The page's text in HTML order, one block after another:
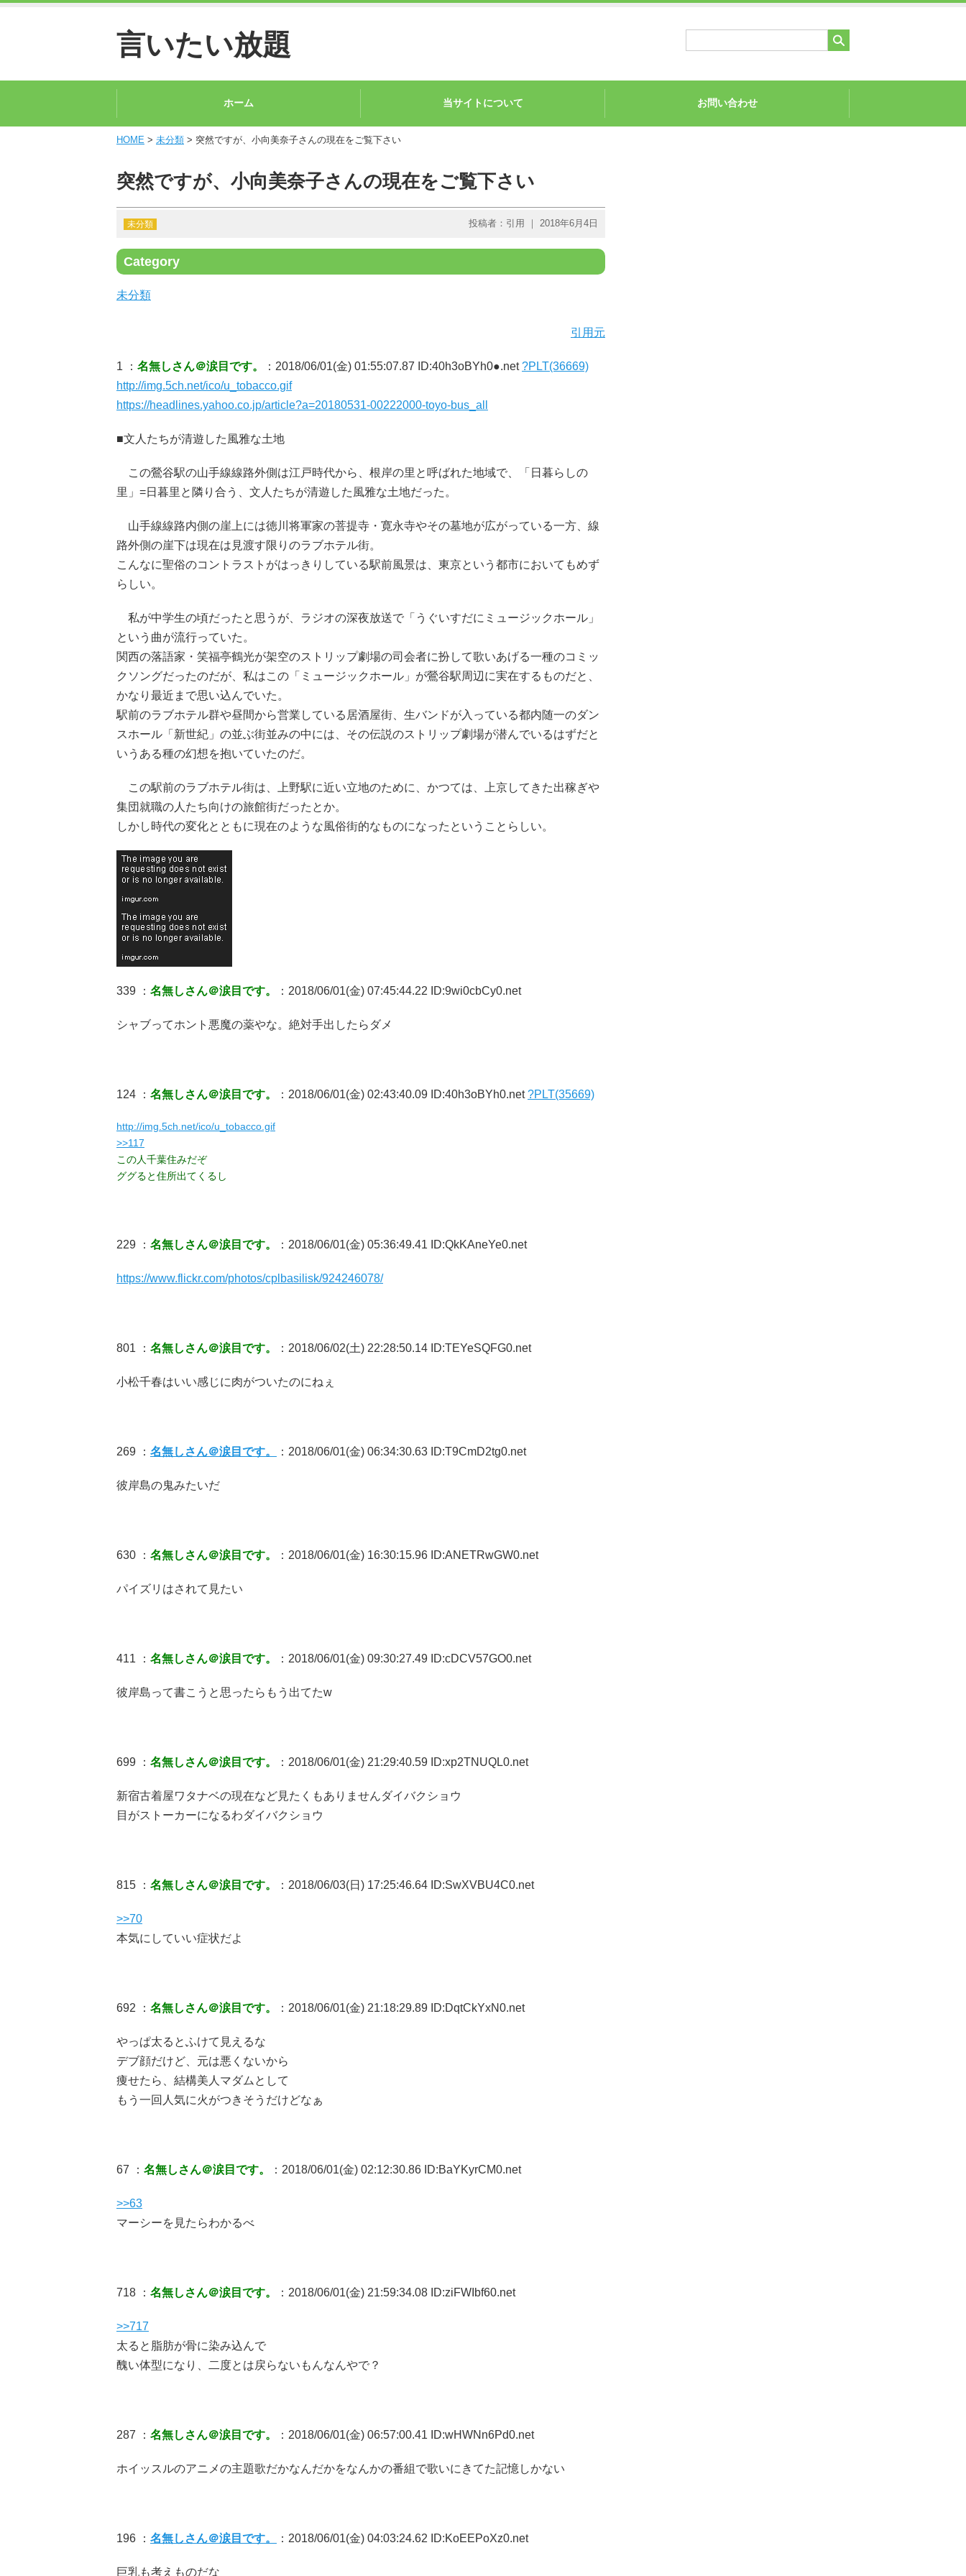
言いたい放題
ホーム 当サイトについて お問い合わせ
HOME > 未分類 > 突然ですが、小向美奈子さんの現在をご覧下さい
突然ですが、小向美奈子さんの現在をご覧下さい
未分類 投稿者：引用 ｜ 2018年6月4日
Category
未分類
引用元
1 ： 名無しさん＠涙目です。 ：2018/06/01(金) 01:55:07.87 ID:40h3oBYh0●.net?PLT(36669)
http://img.5ch.net/ico/u_tobacco.gif
https://headlines.yahoo.co.jp/article?a=20180531-00222000-toyo-bus_all
■文人たちが清遊した風雅な土地
この鶯谷駅の山手線線路外側は江戸時代から、根岸の里と呼ばれた地域で、「日暮らしの
里」=日暮里と隣り合う、文人たちが清遊した風雅な土地だった。
山手線線路内側の崖上には徳川将軍家の菩提寺・寛永寺やその墓地が広がっている一方、線
路外側の崖下は現在は見渡す限りのラブホテル街。
こんなに聖俗のコントラストがはっきりしている駅前風景は、東京という都市においてもめず
らしい。
私が中学生の頃だったと思うが、ラジオの深夜放送で「うぐいすだにミュージックホール」
という曲が流行っていた。
関西の落語家・笑福亭鶴光が架空のストリップ劇場の司会者に扮して歌いあげる一種のコミッ
クソングだったのだが、私はこの「ミュージックホール」が鶯谷駅周辺に実在するものだと、
かなり最近まで思い込んでいた。
駅前のラブホテル群や昼間から営業している居酒屋街、生バンドが入っている都内随一のダン
スホール「新世紀」の並ぶ街並みの中には、その伝説のストリップ劇場が潜んでいるはずだと
いうある種の幻想を抱いていたのだ。
この駅前のラブホテル街は、上野駅に近い立地のために、かつては、上京してきた出稼ぎや
集団就職の人たち向けの旅館街だったとか。
しかし時代の変化とともに現在のような風俗街的なものになったということらしい。
339 ： 名無しさん＠涙目です。 ：2018/06/01(金) 07:45:44.22 ID:9wi0cbCy0.net
シャブってホント悪魔の薬やな。絶対手出したらダメ
124 ： 名無しさん＠涙目です。 ：2018/06/01(金) 02:43:40.09 ID:40h3oBYh0.net?PLT(35669)
http://img.5ch.net/ico/u_tobacco.gif
>>117
この人千葉住みだぞ
ググると住所出てくるし
229 ： 名無しさん＠涙目です。 ：2018/06/01(金) 05:36:49.41 ID:QkKAneYe0.net
https://www.flickr.com/photos/cplbasilisk/924246078/
801 ： 名無しさん＠涙目です。 ：2018/06/02(土) 22:28:50.14 ID:TEYeSQFG0.net
小松千春はいい感じに肉がついたのにねぇ
269 ： 名無しさん＠涙目です。 ：2018/06/01(金) 06:34:30.63 ID:T9CmD2tg0.net
彼岸島の鬼みたいだ
630 ： 名無しさん＠涙目です。 ：2018/06/01(金) 16:30:15.96 ID:ANETRwGW0.net
パイズリはされて見たい
411 ： 名無しさん＠涙目です。 ：2018/06/01(金) 09:30:27.49 ID:cDCV57GO0.net
彼岸島って書こうと思ったらもう出てたw
699 ： 名無しさん＠涙目です。 ：2018/06/01(金) 21:29:40.59 ID:xp2TNUQL0.net
新宿古着屋ワタナベの現在など見たくもありませんダイバクショウ
目がストーカーになるわダイバクショウ
815 ： 名無しさん＠涙目です。 ：2018/06/03(日) 17:25:46.64 ID:SwXVBU4C0.net
>>70
本気にしていい症状だよ
692 ： 名無しさん＠涙目です。 ：2018/06/01(金) 21:18:29.89 ID:DqtCkYxN0.net
やっぱ太るとふけて見えるな
デブ顔だけど、元は悪くないから
痩せたら、結構美人マダムとして
もう一回人気に火がつきそうだけどなぁ
67 ： 名無しさん＠涙目です。 ：2018/06/01(金) 02:12:30.86 ID:BaYKyrCM0.net
>>63
マーシーを見たらわかるべ
718 ： 名無しさん＠涙目です。 ：2018/06/01(金) 21:59:34.08 ID:ziFWIbf60.net
>>717
太ると脂肪が骨に染み込んで
醜い体型になり、二度とは戻らないもんなんやで？
287 ： 名無しさん＠涙目です。 ：2018/06/01(金) 06:57:00.41 ID:wHWNn6Pd0.net
ホイッスルのアニメの主題歌だかなんだかをなんかの番組で歌いにきてた記憶しかない
196 ： 名無しさん＠涙目です。 ：2018/06/01(金) 04:03:24.62 ID:KoEEPoXz0.net
巨乳も考えものだな